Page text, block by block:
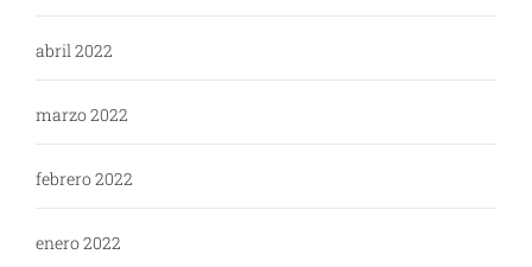
abril 2022
marzo 2022
febrero 2022
enero 2022